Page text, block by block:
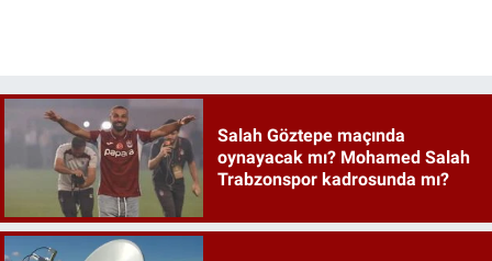
Salah Göztepe maçında
oynayacak mı? Mohamed Salah
Trabzonspor kadrosunda mı?